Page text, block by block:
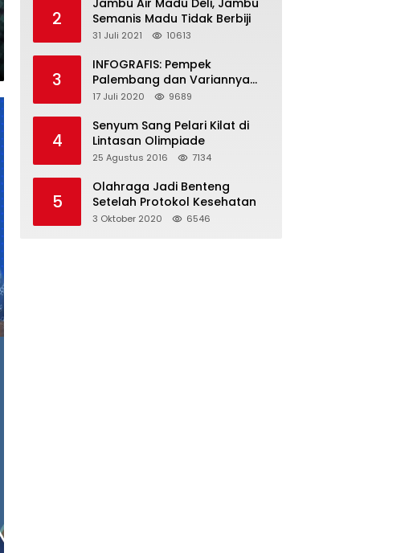
2
Jambu Air Madu Deli, Jambu
Semanis Madu Tidak Berbiji
31 Juli 2021 10613
3
INFOGRAFIS: Pempek
Palembang dan Variannya
yang Melegenda
17 Juli 2020 9689
4
Senyum Sang Pelari Kilat di
Lintasan Olimpiade
25 Agustus 2016 7134
5
Olahraga Jadi Benteng
Setelah Protokol Kesehatan
3 Oktober 2020 6546